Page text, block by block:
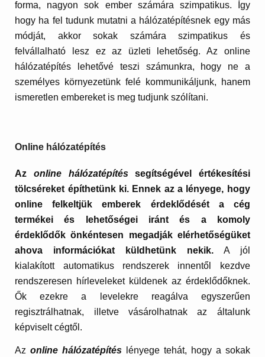
forma, nagyon sok ember számára szimpatikus. Így
hogy ha fel tudunk mutatni a hálózatépítésnek egy más
módját, akkor sokak számára szimpatikus és
felvállalható lesz ez az üzleti lehetőség. Az online
hálózatépítés lehetővé teszi számunkra, hogy ne a
személyes környezetünk felé kommunikáljunk, hanem
ismeretlen embereket is meg tudjunk szólítani.
Online hálózatépítés
Az online hálózatépítéssegítségével értékesítési
tölcséreket építhetünk ki. Ennek az a lényege, hogy
online felkeltjük emberek érdeklődését a cég
termékei és lehetőségei iránt és a komoly
érdeklődők önkéntesen megadják elérhetőségüket
ahova információkat küldhetünk nekik.A jól
kialakított automatikus rendszerek innentől kezdve
rendszeresen hírleveleket küldenek az érdeklődőknek.
Ők ezekre a levelekre reagálva egyszerűen
regisztrálhatnak, illetve vásárolhatnak az általunk
képviselt cégtől.
Azonline hálózatépítés lényege tehát, hogy a sokak